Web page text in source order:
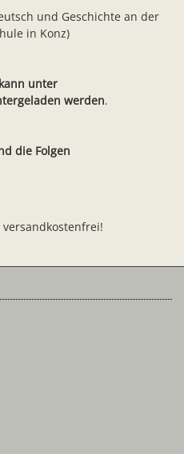
und Geschichte an der
in Konz)
unter
werden.
die Folgen